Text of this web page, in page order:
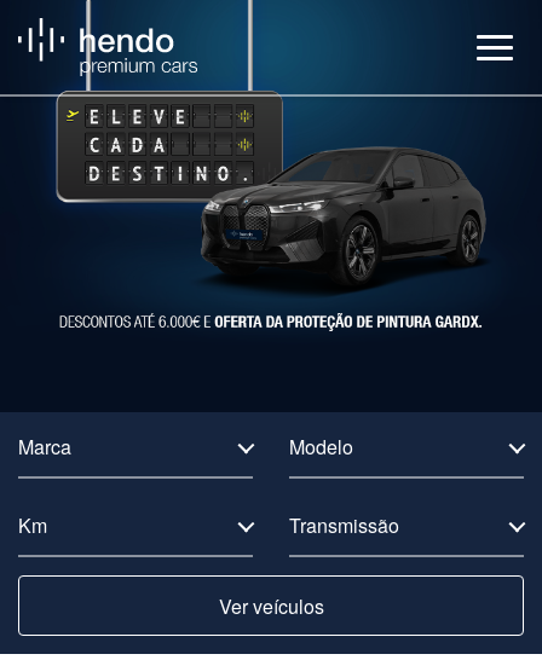
Veículos
BMW Service
Notícias
Ver veículos